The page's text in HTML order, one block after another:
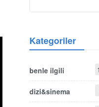
Kategoriler
benle ilgili
dizi&sinema